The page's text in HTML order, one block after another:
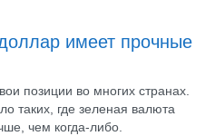
имеет прочные
позиции во многих странах.
таких, где зеленая валюта
чем когда-либо.